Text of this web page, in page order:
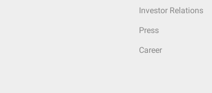
Investor Relations
Press
Career